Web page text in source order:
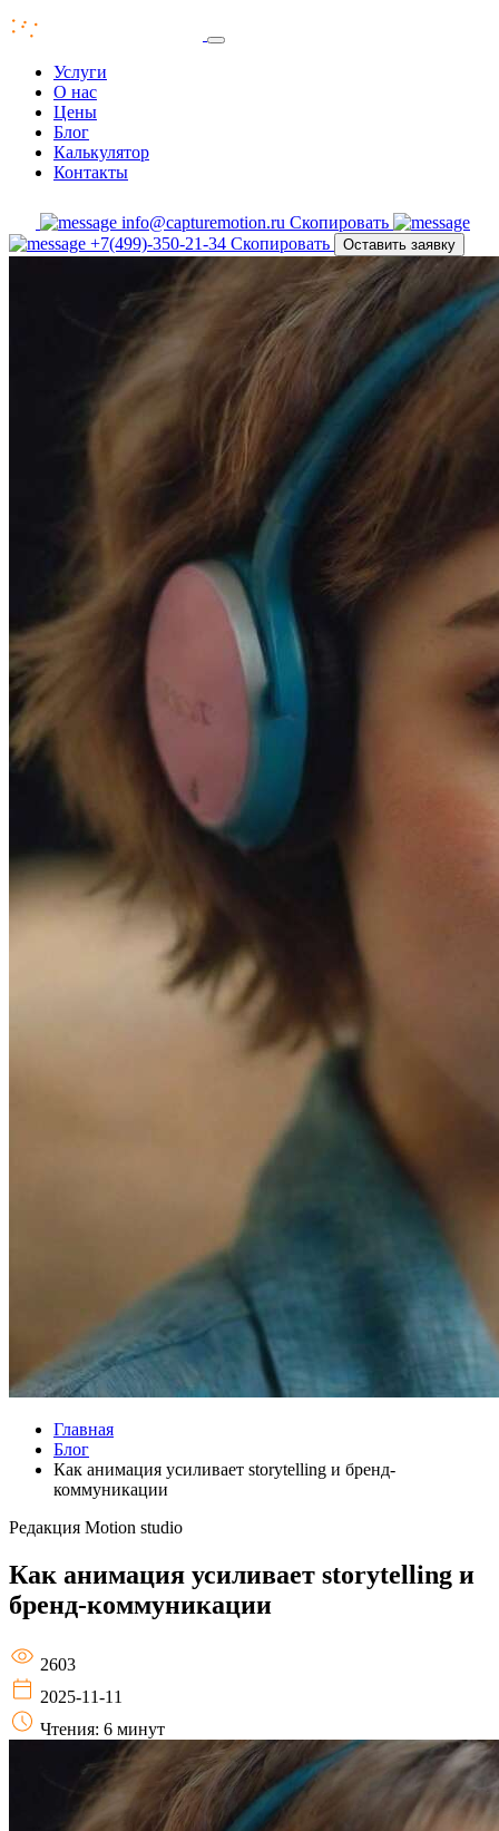
Услуги
О нас
Цены
Блог
Калькулятор
Контакты
info@capturemotion.ru Скопировать
+7(499)-350-21-34 Скопировать Оставить заявку
Главная
Блог
Как анимация усиливает storytelling и бренд-
коммуникации
Редакция Motion studio
Как анимация усиливает storytelling и
бренд-коммуникации
2603
2025-11-11
Чтения: 6 минут